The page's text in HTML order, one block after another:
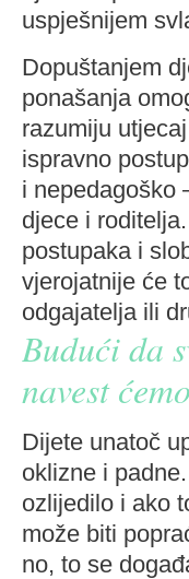
uspješnijem
Dopuštanjem
ponašanja
razumiju
ispravno
i nepedagoško
djece i
postupaka i
vjerojatnije će
odgajatelja ili
Budući da
navest
Dijete unatoč
oklizne i
ozlijedilo i ako
može biti
no, to se